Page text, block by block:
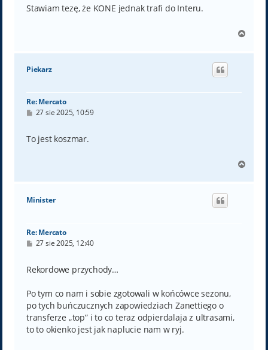
t
Stawiam tezę, że KONE jednak trafi do Interu.
g
Piekarz
Re: Mercato
P
t
27 sie 2025, 10:59
To jest koszmar.
g
Minister
Re: Mercato
P
t
27 sie 2025, 12:40
Rekordowe przychody…
Po tym co nam i sobie zgotowali w końcówce sezonu,
po tych buńczucznych zapowiedziach Zanettiego o
transferze „top” i to co teraz odpierdalaja z ultrasami,
to to okienko jest jak naplucie nam w ryj.